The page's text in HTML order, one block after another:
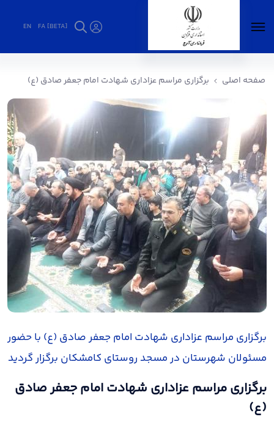
FA [BETA]
EN
(ع) - فرمانداری آوج
صفحه اصلی برگزاری مراسم عزاداری شهادت امام جعفر صادق (ع)
برگزاری مراسم عزاداری شهادت امام جعفر صادق (ع) با حضور
مسئولان شهرستان در مسجد روستای کامشکان برگزار گردید
برگزاری مراسم عزاداری شهادت امام جعفر صادق
(ع)